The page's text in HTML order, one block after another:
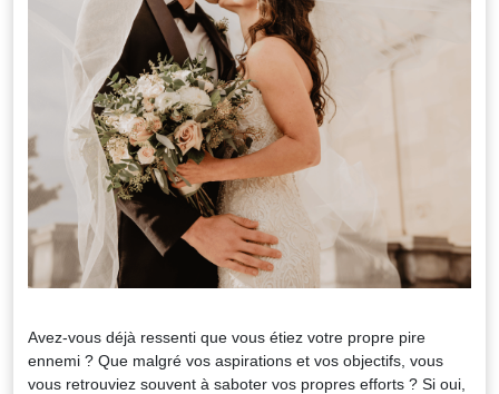
Avez-vous déjà ressenti que vous étiez votre propre pire
ennemi ? Que malgré vos aspirations et vos objectifs, vous
vous retrouviez souvent à saboter vos propres efforts ? Si oui,